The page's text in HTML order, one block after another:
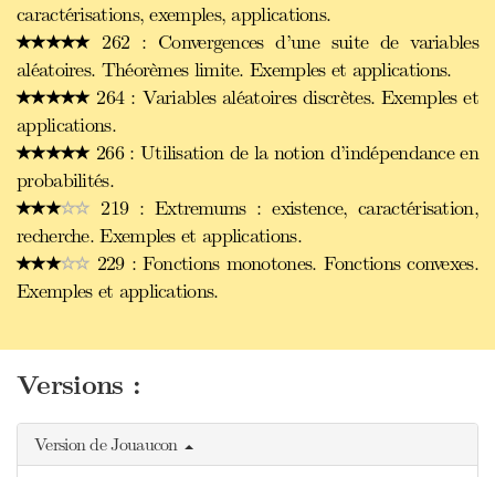
caractérisations, exemples, applications.
262 : Convergences d’une suite de variables
aléatoires. Théorèmes limite. Exemples et applications.
264 : Variables aléatoires discrètes. Exemples et
applications.
266 : Utilisation de la notion d’indépendance en
probabilités.
219 : Extremums : existence, caractérisation,
recherche. Exemples et applications.
229 : Fonctions monotones. Fonctions convexes.
Exemples et applications.
Versions :
Version de Jouaucon